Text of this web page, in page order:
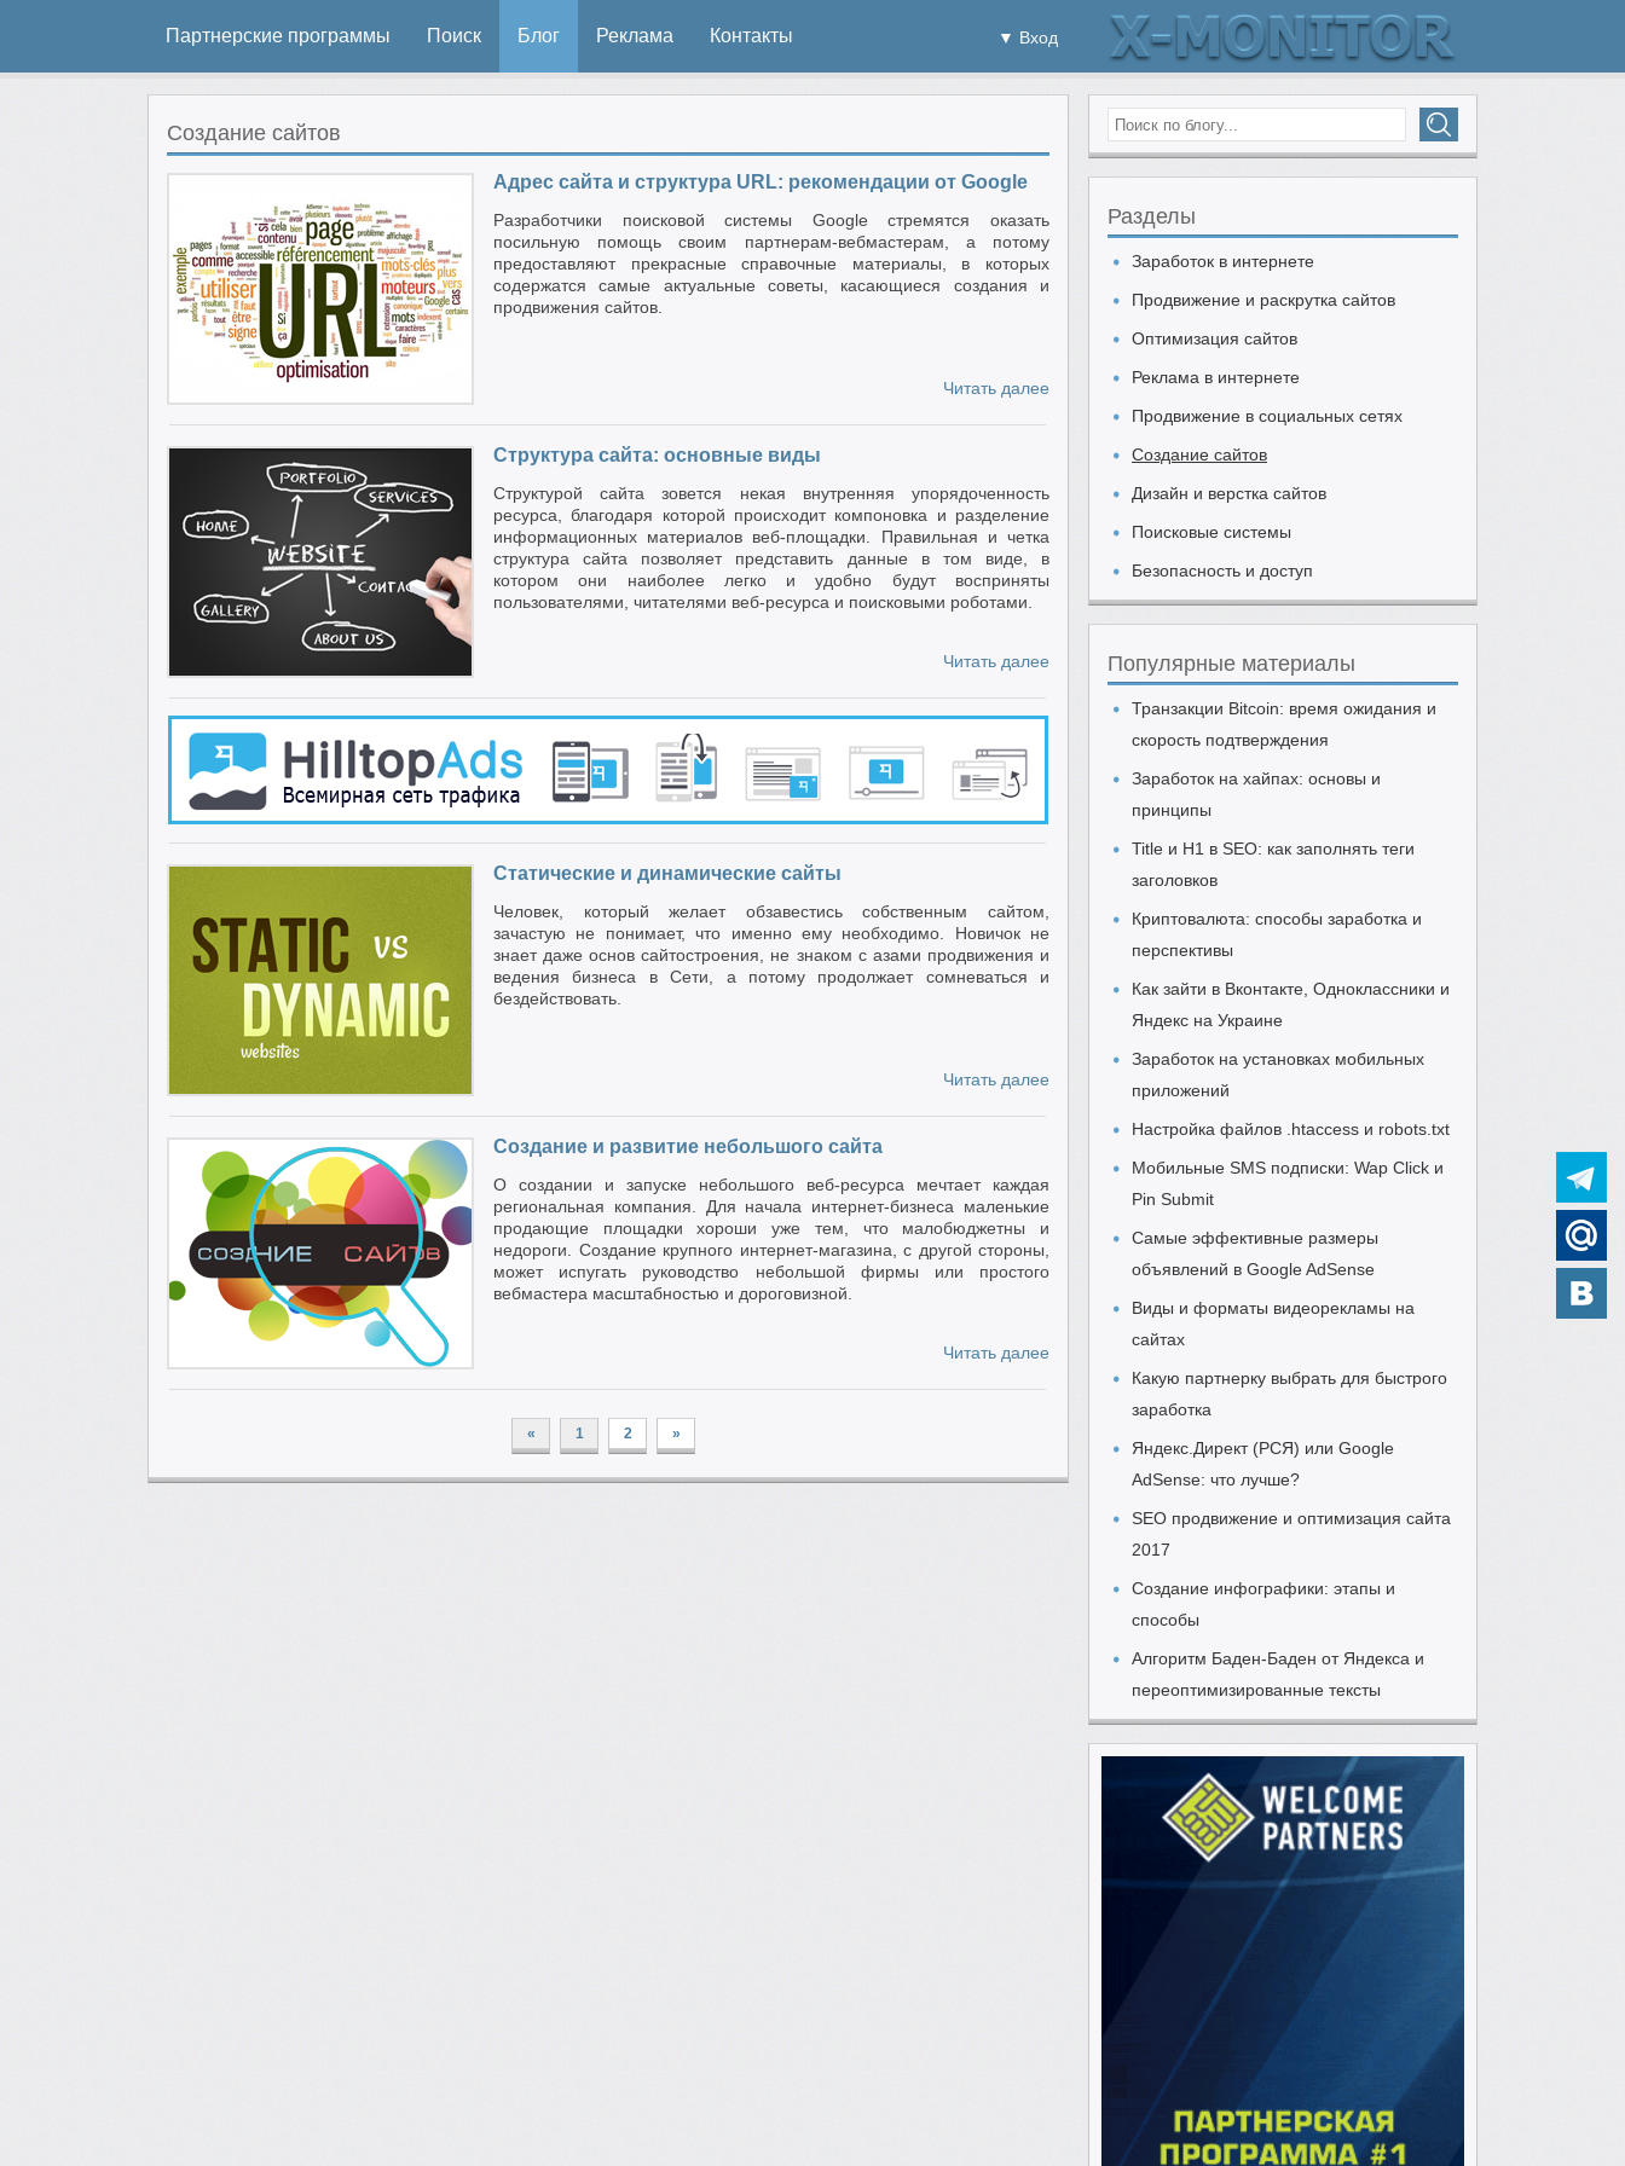
Партнерские программы Поиск Блог Реклама Контакты ▼ Вход
Создание сайтов
Адрес сайта и структура URL: рекомендации от Google
Разработчики поисковой системы Google стремятся оказать
посильную помощь своим партнерам-вебмастерам, а потому
предоставляют прекрасные справочные материалы, в которых
содержатся самые актуальные советы, касающиеся создания и
продвижения сайтов.
Читать далее
Структура сайта: основные виды
Структурой сайта зовется некая внутренняя упорядоченность
ресурса, благодаря которой происходит компоновка и разделение
информационных материалов веб-площадки. Правильная и четка
структура сайта позволяет представить данные в том виде, в
котором они наиболее легко и удобно будут восприняты
пользователями, читателями веб-ресурса и поисковыми роботами.
Читать далее
Статические и динамические сайты
Человек, который желает обзавестись собственным сайтом,
зачастую не понимает, что именно ему необходимо. Новичок не
знает даже основ сайтостроения, не знаком с азами продвижения и
ведения бизнеса в Сети, а потому продолжает сомневаться и
бездействовать.
Читать далее
Создание и развитие небольшого сайта
О создании и запуске небольшого веб-ресурса мечтает каждая
региональная компания. Для начала интернет-бизнеса маленькие
продающие площадки хороши уже тем, что малобюджетны и
недороги. Создание крупного интернет-магазина, с другой стороны,
может испугать руководство небольшой фирмы или простого
вебмастера масштабностью и дороговизной.
Читать далее
« 1 2 »
Разделы
Заработок в интернете
Продвижение и раскрутка сайтов
Оптимизация сайтов
Реклама в интернете
Продвижение в социальных сетях
Создание сайтов
Дизайн и верстка сайтов
Поисковые системы
Безопасность и доступ
Популярные материалы
Транзакции Bitcoin: время ожидания и
скорость подтверждения
Заработок на хайпах: основы и
принципы
Title и H1 в SEO: как заполнять теги
заголовков
Криптовалюта: способы заработка и
перспективы
Как зайти в Вконтакте, Одноклассники и
Яндекс на Украине
Заработок на установках мобильных
приложений
Настройка файлов .htaccess и robots.txt
Мобильные SMS подписки: Wap Click и
Pin Submit
Самые эффективные размеры
объявлений в Google AdSense
Виды и форматы видеорекламы на
сайтах
Какую партнерку выбрать для быстрого
заработка
Яндекс.Директ (РСЯ) или Google
AdSense: что лучше?
SEO продвижение и оптимизация сайта
2017
Создание инфографики: этапы и
способы
Алгоритм Баден-Баден от Яндекса и
переоптимизированные тексты